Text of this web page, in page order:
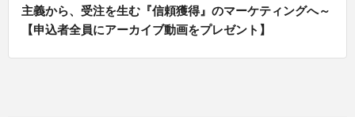
主義から、受注を生む『信頼獲得』のマーケティングへ～
【申込者全員にアーカイブ動画をプレゼント】